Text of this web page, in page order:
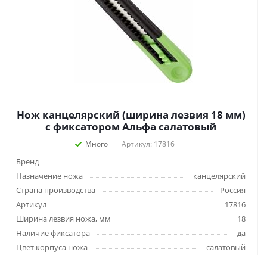
Нож канцелярский (ширина лезвия 18 мм)
с фиксатором Альфа салатовый
Много Артикул: 17816
Бренд
Назначение ножа
канцелярский
Страна производства
Россия
Артикул
17816
Ширина лезвия ножа, мм
18
Наличие фиксатора
да
Цвет корпуса ножа
салатовый